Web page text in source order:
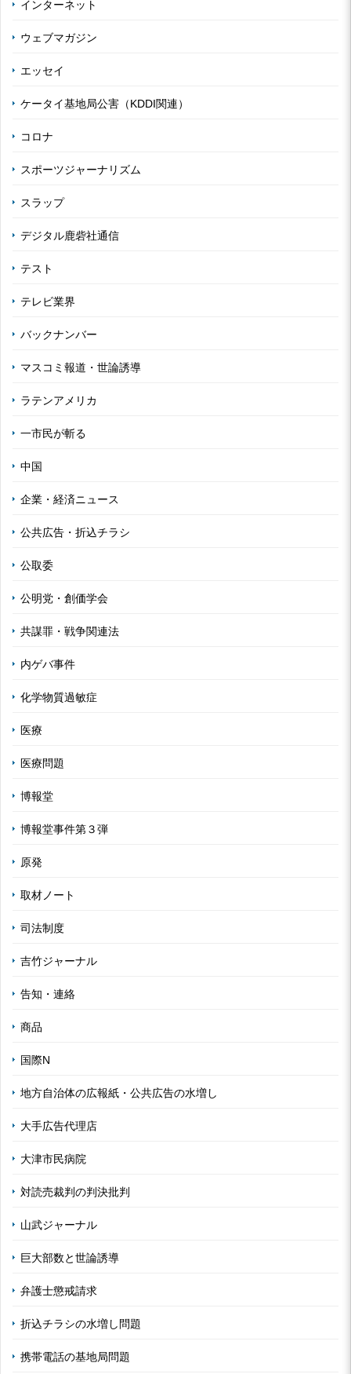
インターネット
ウェブマガジン
エッセイ
ケータイ基地局公害（KDDI関連）
コロナ
スポーツジャーナリズム
スラップ
デジタル鹿砦社通信
テスト
テレビ業界
バックナンバー
マスコミ報道・世論誘導
ラテンアメリカ
一市民が斬る
中国
企業・経済ニュース
公共広告・折込チラシ
公取委
公明党・創価学会
共謀罪・戦争関連法
内ゲバ事件
化学物質過敏症
医療
医療問題
博報堂
博報堂事件第３弾
原発
取材ノート
司法制度
吉竹ジャーナル
告知・連絡
商品
国際N
地方自治体の広報紙・公共広告の水増し
大手広告代理店
大津市民病院
対読売裁判の判決批判
山武ジャーナル
巨大部数と世論誘導
弁護士懲戒請求
折込チラシの水増し問題
携帯電話の基地局問題